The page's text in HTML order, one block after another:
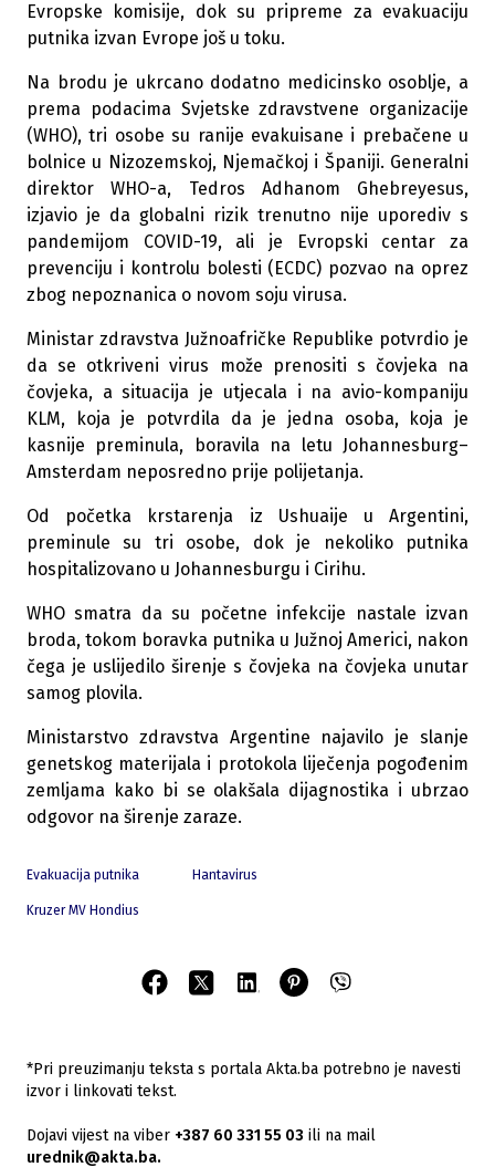
Evropske komisije, dok su pripreme za evakuaciju
putnika izvan Evrope još u toku.
Na brodu je ukrcano dodatno medicinsko osoblje, a
prema podacima Svjetske zdravstvene organizacije
(WHO), tri osobe su ranije evakuisane i prebačene u
bolnice u Nizozemskoj, Njemačkoj i Španiji. Generalni
direktor WHO-a, Tedros Adhanom Ghebreyesus,
izjavio je da globalni rizik trenutno nije uporediv s
pandemijom COVID-19, ali je Evropski centar za
prevenciju i kontrolu bolesti (ECDC) pozvao na oprez
zbog nepoznanica o novom soju virusa.
Ministar zdravstva Južnoafričke Republike potvrdio je
da se otkriveni virus može prenositi s čovjeka na
čovjeka, a situacija je utjecala i na avio-kompaniju
KLM, koja je potvrdila da je jedna osoba, koja je
kasnije preminula, boravila na letu Johannesburg–
Amsterdam neposredno prije polijetanja.
Od početka krstarenja iz Ushuaije u Argentini,
preminule su tri osobe, dok je nekoliko putnika
hospitalizovano u Johannesburgu i Cirihu.
WHO smatra da su početne infekcije nastale izvan
broda, tokom boravka putnika u Južnoj Americi, nakon
čega je uslijedilo širenje s čovjeka na čovjeka unutar
samog plovila.
Ministarstvo zdravstva Argentine najavilo je slanje
genetskog materijala i protokola liječenja pogođenim
zemljama kako bi se olakšala dijagnostika i ubrzao
odgovor na širenje zaraze.
Evakuacija putnika Hantavirus
Kruzer MV Hondius
*Pri preuzimanju teksta s portala Akta.ba potrebno je navesti
izvor i linkovati tekst.
Dojavi vijest na viber +387 60 331 55 03 ili na mail
urednik@akta.ba.